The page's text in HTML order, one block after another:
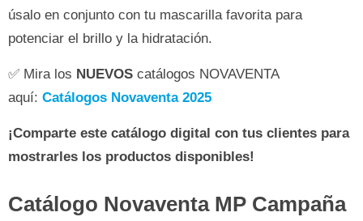
úsalo en conjunto con tu mascarilla favorita para
potenciar el brillo y la hidratación.
✅ Mira los NUEVOS catálogos NOVAVENTA
aquí: Catálogos Novaventa 2025
¡Comparte este catálogo digital con tus clientes para
mostrarles los productos disponibles!
Catálogo Novaventa MP Campaña